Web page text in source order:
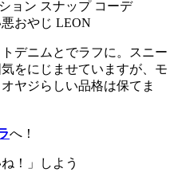
デニムとでラフに。スニー
をにじませていますが、モ
ヤジらしい品格は保てま
へ！
！」しよう